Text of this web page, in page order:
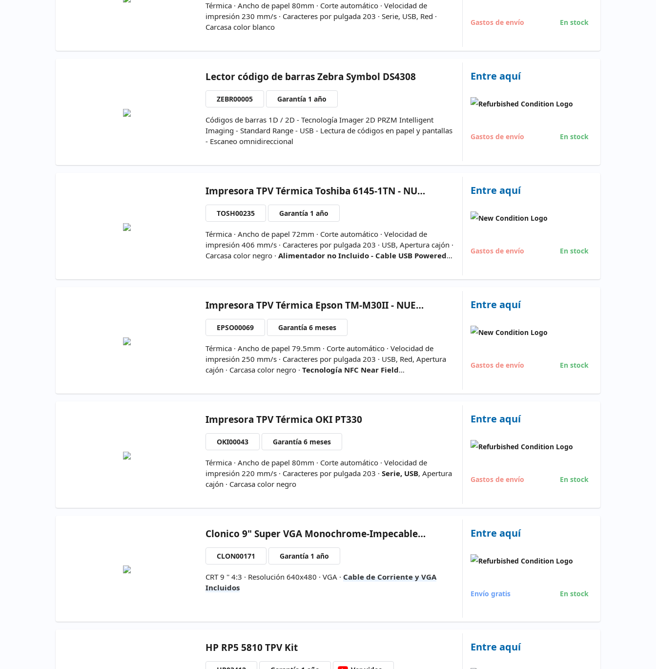
Térmica · Ancho de papel 80mm · Corte automático · Velocidad de
impresión 230 mm/s · Caracteres por pulgada 203 · Serie, USB, Red ·
Carcasa color blanco
Gastos de envío En stock
Lectorcódigo de barras Zebra Symbol DS4308
ZEBR00005 Garantía 1 año
Códigos de barras 1D / 2D - Tecnología Imager 2D PRZM Intelligent
Imaging - Standard Range - USB - Lectura de códigos en papel y pantallas
- Escaneo omnidireccional
Entre aquí
Gastos de envío En stock
Impresora TPV Térmica Toshiba 6145-1TN - NUEVA
TOSH00235 Garantía 1 año
Térmica · Ancho de papel 72mm · Corte automático · Velocidad de
impresión 406 mm/s · Caracteres por pulgada 203 · USB, Apertura cajón ·
Carcasa color negro · Alimentador no Incluido - Cable USB Powered
Entre aquí
Gastos de envío En stock
Impresora TPV Térmica Epson TM-M30II - NUEVA
EPSO00069 Garantía 6 meses
Térmica · Ancho de papel 79.5mm · Corte automático · Velocidad de
impresión 250 mm/s · Caracteres por pulgada 203 · USB, Red, Apertura
cajón · Carcasa color negro · Tecnología NFC Near Field
Original
Entre aquí
Gastos de envío En stock
Impresora TPV Térmica OKI PT330
OKI00043 Garantía 6 meses
Térmica · Ancho de papel 80mm · Corte automático · Velocidad de
impresión 220 mm/s · Caracteres por pulgada 203 · Serie, USB, Apertura
cajón · Carcasa color negro
Entre aquí
Gastos de envío En stock
Clonico 9" Super VGA Monochrome-Impecable CRT 4:3
CLON00171 Garantía 1 año
CRT 9 '' 4:3 · Resolución 640x480 · VGA · Cable de Corriente y VGA
Incluidos
Entre aquí
Envío gratis En stock
HP RP5 5810 TPV Kit Entre aquí